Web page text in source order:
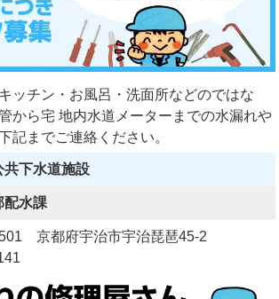
ッチン・お風呂・洗面所などのではな
から宅 地内水道メーターまでの水漏れや
記までご連絡ください。
共下水道施設
配水課
京都府宇治市宇治琵琶45-2